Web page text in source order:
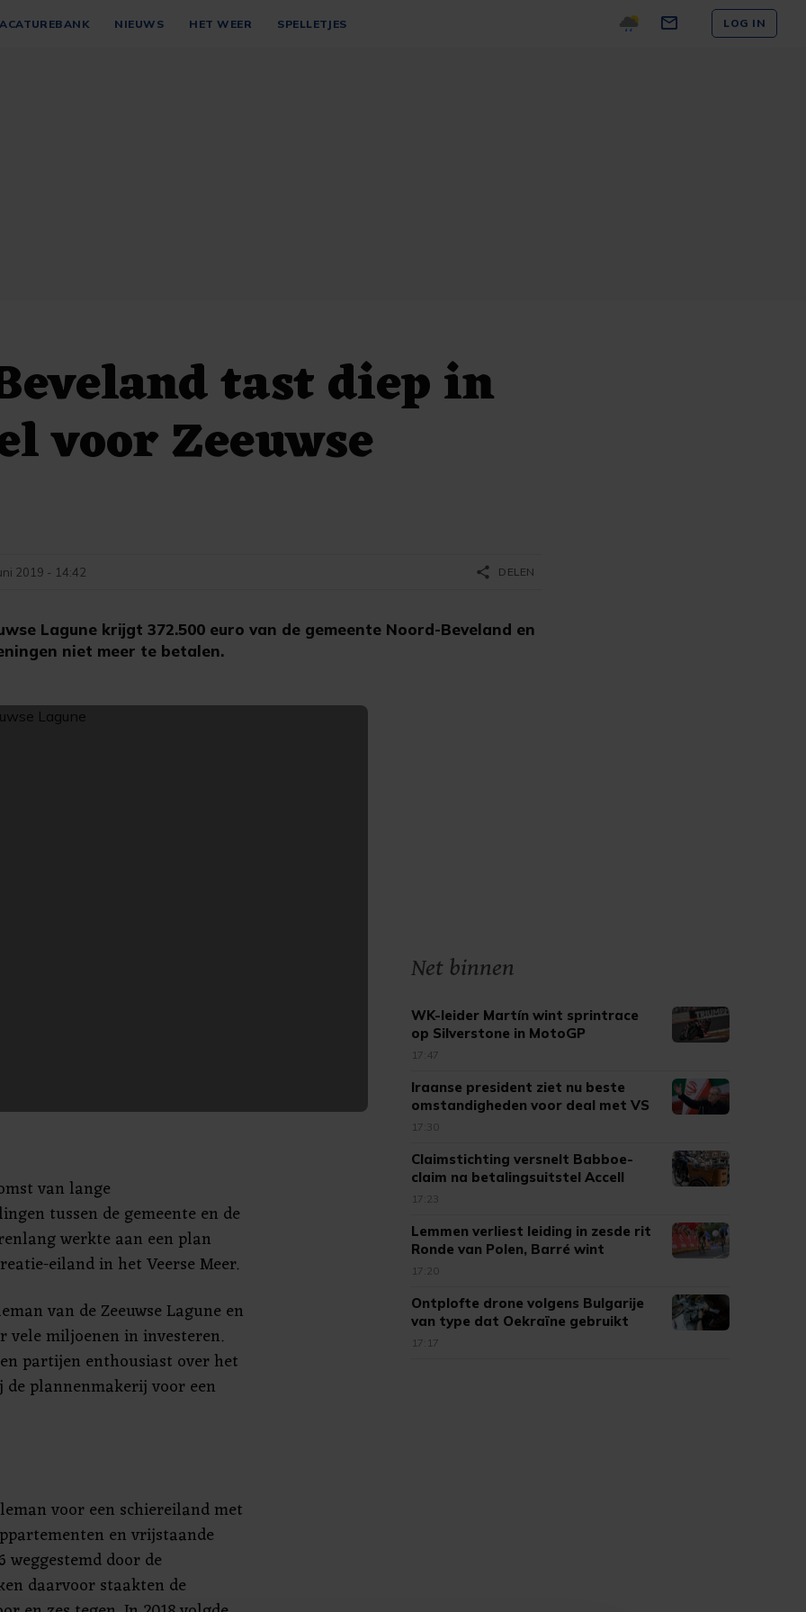
NIEUWS HET WEER SPELLETJES LOG IN
tast diep in
voor Zeeuwse
Lagune krijgt 372.500 euro van de gemeente Noord-Beveland en
niet meer te betalen.
2019 - 14:42 share DELEN
van lange
tussen de gemeente en de
werkte aan een plan
eiland in het Veerse Meer.
van de Zeeuwse Lagune en
vele miljoenen in investeren.
partijen enthousiast over het
de plannenmakerij voor een
voor een schiereiland met
en vrijstaande
weggestemd door de
daarvoor staakten de
Net binnen
WK-leider Martín wint sprintrace
op Silverstone in MotoGP
17:47
Iraanse president ziet nu beste
omstandigheden voor deal met VS
17:30
Claimstichting versnelt Babboe-
claim na betalingsuitstel Accell
17:23
Lemmen verliest leiding in zesde rit
Ronde van Polen, Barré wint
17:20
Ontplofte drone volgens Bulgarije
van type dat Oekraïne gebruikt
17:17